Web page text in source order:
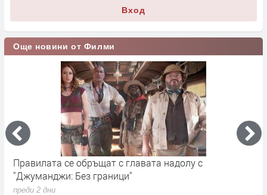
Вход
Още новини от Филми
„Седмицата на акулите“ се завръща от 3 август по
Discovery
преди 1 седмица